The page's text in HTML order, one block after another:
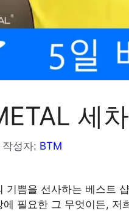
세
작성자: BTM
기쁨을 선사하는 베스트
에 필요한 그 무엇이든, 저